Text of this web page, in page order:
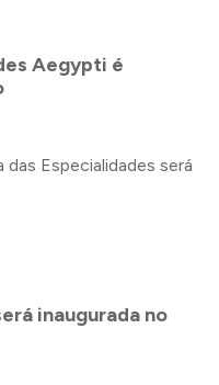
Aegypti é
inaugurada no